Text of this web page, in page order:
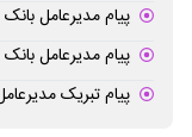
پیام مدیرعامل
پیام مدیرعامل
پیام تبریک